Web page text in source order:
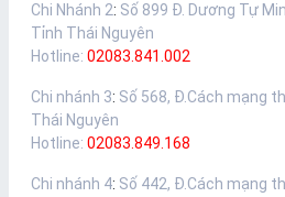
Chi Nhánh 2: Số 899 Đ. Dương Tự
Tỉnh Thái Nguyên
Hotline: 02083.841.002
Chi nhánh 3: Số 568, Đ.Cách mạng
Thái Nguyên
Hotline: 02083.849.168
Chi nhánh 4: Số 442, Đ.Cách mạng